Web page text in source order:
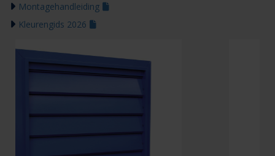
Montagehandleiding
Kleurengids 2026